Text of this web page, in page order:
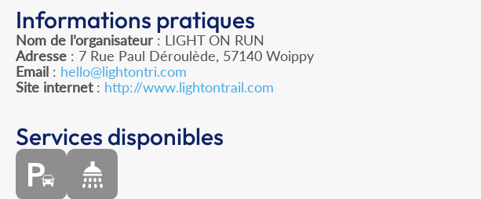
Informations pratiques
Nom de l’organisateur : LIGHT ON RUN
Adresse : 7 Rue Paul Déroulède, 57140 Woippy
Email : hello@lightontri.com
Site internet: http://www.lightontrail.com
Services disponibles